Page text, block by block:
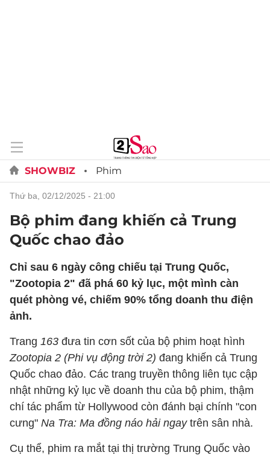
SHOWBIZ Phim
thứ ba, 02/12/2025 - 21:00
Bộ phim đang khiến cả Trung
Quốc chao đảo
Chỉ sau 6 ngày công chiếu tại Trung Quốc,
"Zootopia 2" đã phá 60 kỷ lục, một mình càn
quét phòng vé, chiếm 90% tổng doanh thu điện
ảnh.
Trang 163 đưa tin cơn sốt của bộ phim hoạt hình
Zootopia 2 (Phi vụ động trời 2) đang khiến cả Trung
Quốc chao đảo. Các trang truyền thông liên tục cập
nhật những kỷ lục về doanh thu của bộ phim, thậm
chí tác phẩm từ Hollywood còn đánh bại chính "con
cưng" Na Tra: Ma đồng náo hải ngay trên sân nhà.
Cụ thể, phim ra mắt tại thị trường Trung Quốc vào